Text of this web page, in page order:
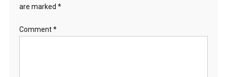
are marked *
Comment*